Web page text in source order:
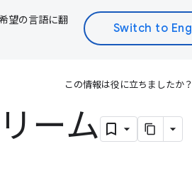
望の言語に翻
この情報は役に立ちましたか？
ーム